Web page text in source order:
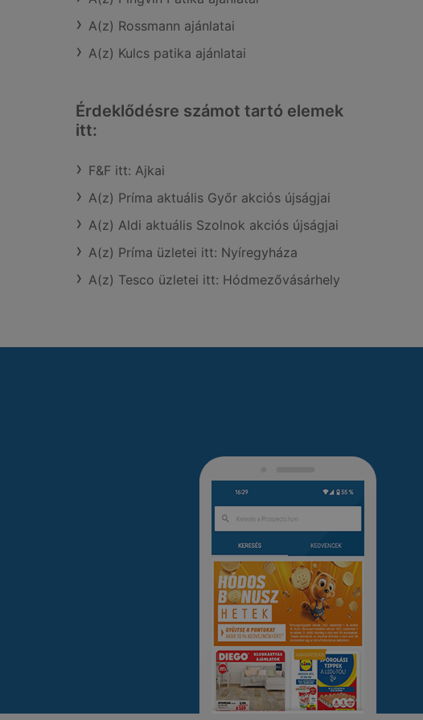
A(z) Rossmann ajánlatai
A(z) Kulcs patika ajánlatai
Érdeklődésre számot tartó elemek
itt:
F&F itt: Ajkai
A(z) Príma aktuális Győr akciós újságjai
A(z) Aldi aktuális Szolnok akciós újságjai
A(z) Príma üzletei itt: Nyíregyháza
A(z) Tesco üzletei itt: Hódmezővásárhely